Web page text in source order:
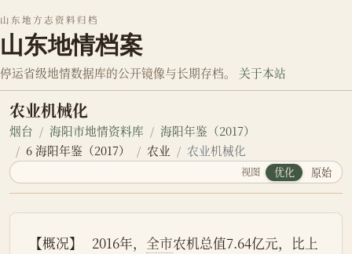
山东地方志资料归档
山东地情档案
停运省级地情数据库的公开镜像与长期存档。 关于本站
农业机械化
烟台 海阳市地情资料库
海阳年鉴（2017）
6 海阳年鉴（2017）
农业 农业机械化
视图 优化 原始
【概况】   2016年， 全市农机总值7.64亿元，比上